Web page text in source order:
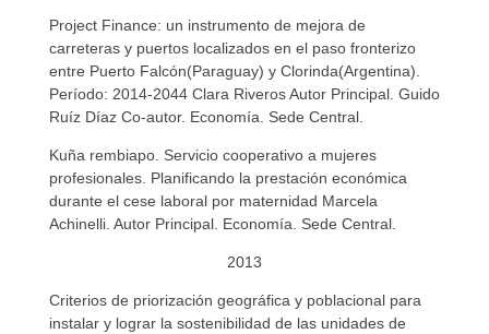
Project Finance: un instrumento de mejora de
carreteras y puertos localizados en el paso fronterizo
entre Puerto Falcón(Paraguay) y Clorinda(Argentina).
Período: 2014-2044 Clara Riveros Autor Principal. Guido
Ruíz Díaz Co-autor. Economía. Sede Central.
Kuña rembiapo. Servicio cooperativo a mujeres
profesionales. Planificando la prestación económica
durante el cese laboral por maternidad Marcela
Achinelli. Autor Principal. Economía. Sede Central.
2013
Criterios de priorización geográfica y poblacional para
instalar y lograr la sostenibilidad de las unidades de